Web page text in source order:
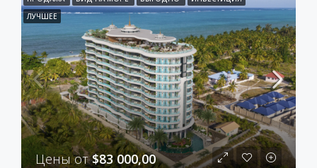
ЛУЧШЕЕ
Цены от$83 000,00